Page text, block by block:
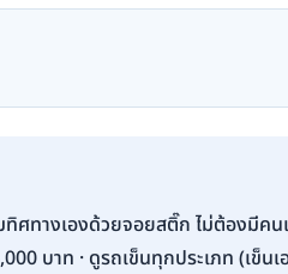
างเองด้วยจอยสติ๊ก ไม่ต้องมีคน
บาท · ดูรถเข็นทุกประเภท (เ